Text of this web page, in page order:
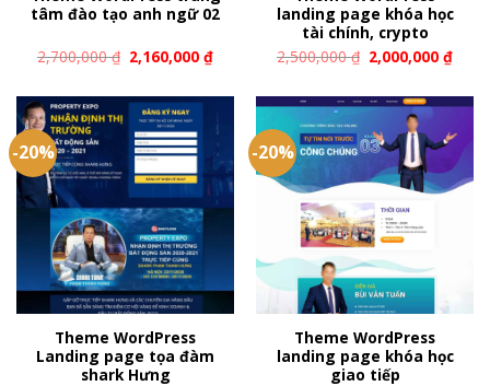
tâm đào tạo anh ngữ 02
2,700,000₫ 2,160,000₫
landing page khóa học
tài chính, crypto
2,500,000₫ 2,000,000₫
-20%
Theme WordPress
Landing page tọa đàm
shark Hưng
-20%
Theme WordPress
landing page khóa học
giao tiếp